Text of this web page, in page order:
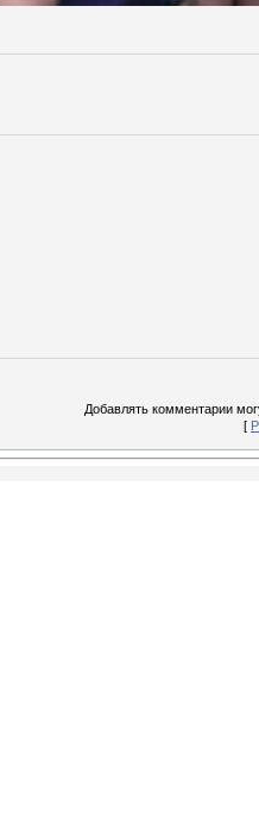
Добавлять комментарии
[